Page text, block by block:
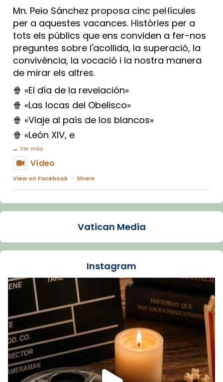
Mn. Peio Sánchez proposa cinc pel·lícules
per a aquestes vacances. Històries per a
tots els públics que ens conviden a fer-nos
preguntes sobre l'acollida, la superació, la
convivència, la vocació i la nostra manera
de mirar els altres.
🍿 «El día de la revelación»
🍿 «Las locas del Obelisco»
🍿 «Viaje al país de los blancos»
🍿 «León XIV, e
... Ver más
Vídeo
View on Facebook · Share
Arquebisbat de Barcelona
La Carmina va patir depressió. Fa gairebé
dos mesos, a l'Estadi Lluís Companys, la
Recupera l'entrevista comp
Vatican
tican News 👇
www.vaticannews.va/es/iglesia/news/2026-
07/carmina-historia-depresion-papa-viaje-
espana-testimoni...
Foto
View on Facebook · Share
Vatican Media
Instagram